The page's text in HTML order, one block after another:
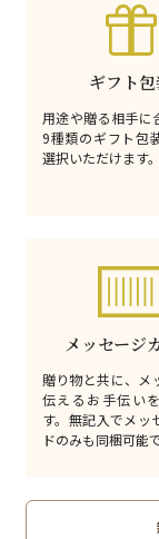
ギフト
用途や贈る相手に
9種類のギフト包
選択いただけます。
メッセージ
贈り物と共に、メ
伝えるお手伝い
す。無記入でメッ
ドのみも同梱可能で